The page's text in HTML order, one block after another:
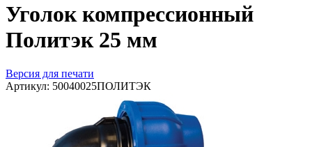
Уголок компрессионный
Политэк 25 мм
Версия для печати
Артикул: 50040025ПОЛИТЭК